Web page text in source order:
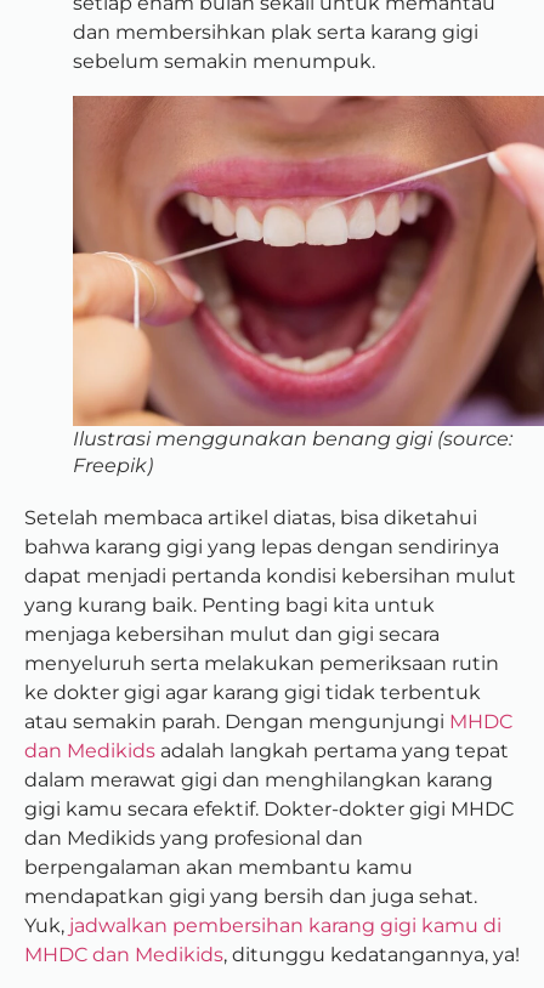
dan membersihkan plak serta karang gigi
sebelum semakin menumpuk.
Ilustrasi menggunakan benang gigi (source:
Freepik)
Setelah membaca artikel diatas, bisa diketahui
bahwa karang gigi yang lepas dengan sendirinya
dapat menjadi pertanda kondisi kebersihan mulut
yang kurang baik. Penting bagi kita untuk
menjaga kebersihan mulut dan gigi secara
menyeluruh serta melakukan pemeriksaan rutin
ke dokter gigi agar karang gigi tidak terbentuk
atau semakin parah. Dengan mengunjungi MHDC
dan Medikids adalah langkah pertama yang tepat
dalam merawat gigi dan menghilangkan karang
gigi kamu secara efektif. Dokter-dokter gigi MHDC
dan Medikids yang profesional dan
berpengalaman akan membantu kamu
mendapatkan gigi yang bersih dan juga sehat.
Yuk, jadwalkan pembersihan karang gigi kamu di
MHDC dan Medikids, ditunggu kedatangannya, ya!